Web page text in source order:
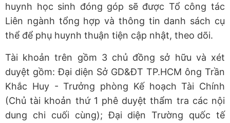
huynh học sinh đóng góp sẽ được Tổ công tác
Liên ngành tổng hợp và thông tin danh sách cụ
thể để phụ huynh thuận tiện cập nhật, theo dõi.
Tài khoản trên gồm 3 chủ đồng sở hữu và xét
duyệt gồm: Đại diện Sở GD&ĐT TP.HCM ông Trần
Khắc Huy - Trưởng phòng Kế hoạch Tài Chính
(Chủ tài khoản thứ 1 phê duyệt thẩm tra các nội
dung chi cuối cùng); Đại diện Trường quốc tế